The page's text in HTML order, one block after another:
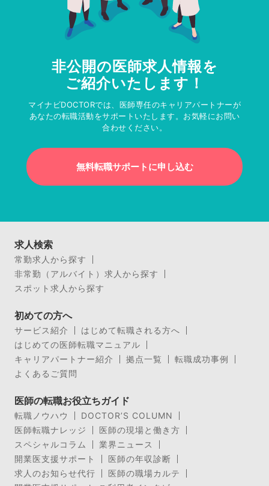
非公開の医師求人情報を
ご紹介いたします！
マイナビDOCTORでは、医師専任のキャリアパートナーが
あなたの転職活動をサポートいたします。お気軽にお問い
合わせください。
無料転職サポートに申し込む
求人検索
常勤求人から探す
非常勤（アルバイト）求人から探す
スポット求人から探す
初めての方へ
サービス紹介
はじめて転職される方へ
はじめての医師転職マニュアル
キャリアパートナー紹介
拠点一覧
転職成功事例
よくあるご質問
医師の転職お役立ちガイド
転職ノウハウ
DOCTOR’S COLUMN
医師転職ナレッジ
医師の現場と働き方
スペシャルコラム
業界ニュース
開業医支援サポート
医師の年収診断
求人のお知らせ代行
医師の職場カルテ